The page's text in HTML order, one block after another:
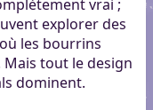
vrai ;
explorer des
les bourrins
tout le design
dominent.